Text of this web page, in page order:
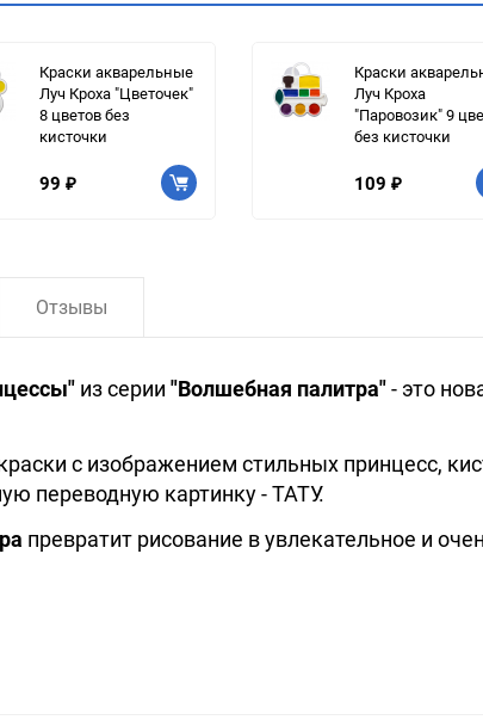
Краски акварельные
Луч Кроха "Цветочек"
8 цветов без
кисточки
99 ₽
Краски
Луч Кроха
"Паровозик" 9
без кисточки
109 ₽
Отзывы
из серии "Волшебная палитра"- это
с изображением стильных принцесс,
переводную картинку - ТАТУ.
превратит рисование в увлекательное и